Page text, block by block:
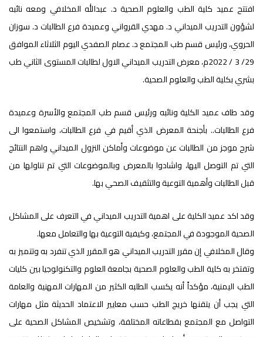
افتتح عميد كلية الطب والعلوم الصحية د. عبدالله المخلافي ومعه نائبه
لشؤون التدريب الميداني د. مهدي القرواني وعميدة فرع الطالبات د. سوزان
الحروي، ورئيس قسم طب المجتمع د. عصام الصفدي اليوم الثلاثاء الموافق
29/ 3 / 2022م، معرض التدريب الميداني الاول لطالبات المستوى الثاني طب
بشري بكلية الطب والعلوم الصحية.
وقد طاف عميد الكلية ونائبه ورئيس قسم طب المجتمع والأسرة وعميدة
فرع الطالبات.. بأجنحة المعرض الذي أقيم في فرع الطالبات، واستمعوا الى
شرح موجز من الطالبات عن موضوعات وأماكن النزول الميداني واهم النتائج
التي تم التوصل اليها، واشادوا بالمعرض وبالموضوعات التي تم تناولها من
قبل الطالبات وأهمية التوعية والتثقيف الصحي بها.
وقد اكد عميد الكلية على اهمية التدريب الميداني في التعرف على المشاكل
الصحية الموجودة في المجتمع، وكيفية التوعية بها والتعامل معها.
وقال المخلافي إن مقرر التدريب الميداني هو المقرر الذي تنفرد به وتتميز به
وتفتخر به كلية الطب والعلوم الصحية بجامعة العلوم والتكنولوجيا بين كليات
الطب اليمنية، مؤكداً أنه يكسب الطلبه الكثير من المهارات المهنية والعامة
التي يجب أن يتقنها خريج الطب حسب معايير الاعتماد الحديثة مثل مهارات
التواصل مع المجتمع بقطاعاته المختلفة، وتشخيص المشاكل الصحية على